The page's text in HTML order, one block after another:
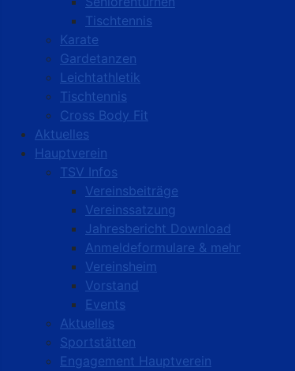
Tischtennis
Karate
Gardetanzen
Leichtathletik
Tischtennis
Cross Body Fit
Aktuelles
Hauptverein
TSV Infos
Vereinsbeiträge
Vereinssatzung
Jahresbericht Download
Anmeldeformulare & mehr
Vereinsheim
Vorstand
Events
Aktuelles
Sportstätten
Engagement Hauptverein